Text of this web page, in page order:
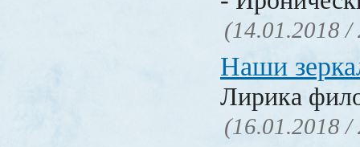
(14.01.2018 /
Наши
Лирика
(16.01.2018 /